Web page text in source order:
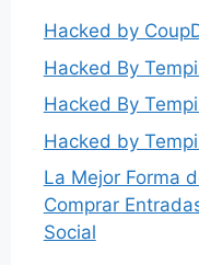
Hacked by
Hacked By
Hacked By
Hacked by
La Mejor Forma
Comprar
Social